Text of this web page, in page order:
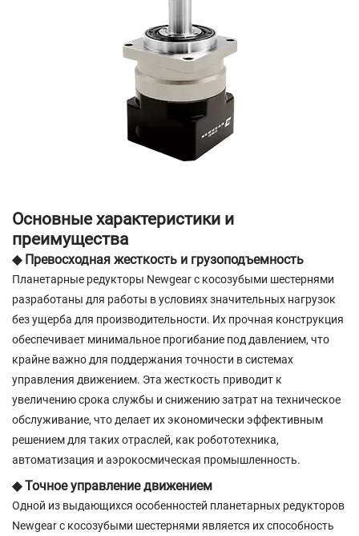
Основные характеристики и
преимущества
◆ Превосходная жесткость и грузоподъемность
Планетарные редукторы Newgear с косозубыми шестернями
разработаны для работы в условиях значительных нагрузок
без ущерба для производительности. Их прочная конструкция
обеспечивает минимальное прогибание под давлением, что
крайне важно для поддержания точности в системах
управления движением. Эта жесткость приводит к
увеличению срока службы и снижению затрат на техническое
обслуживание, что делает их экономически эффективным
решением для таких отраслей, как робототехника,
автоматизация и аэрокосмическая промышленность.
◆ Точное управление движением
Одной из выдающихся особенностей планетарных редукторов
Newgear с косозубыми шестернями является их способность